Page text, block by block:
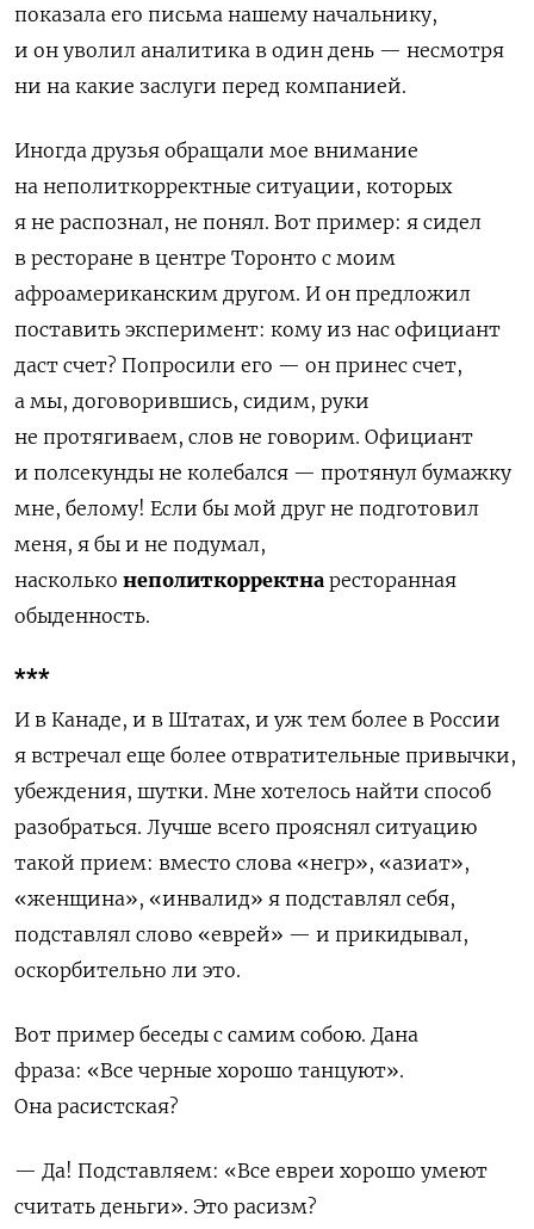
показала его письма нашему начальнику,
и он уволил аналитика в один день — несмотря
ни на какие заслуги перед компанией.
Иногда друзья обращали мое внимание
на неполиткорректные ситуации, которых
я не распознал, не понял. Вот пример: я сидел
в ресторане в центре Торонто с моим
афроамериканским другом. И он предложил
поставить эксперимент: кому из нас официант
даст счет? Попросили его — он принес счет,
а мы, договорившись, сидим, руки
не протягиваем, слов не говорим. Официант
и полсекунды не колебался — протянул бумажку
мне, белому! Если бы мой друг не подготовил
меня, я бы и не подумал,
насколько неполиткорректна ресторанная
обыденность.
***
И в Канаде, и в Штатах, и уж тем более в России
я встречал еще более отвратительные привычки,
убеждения, шутки. Мне хотелось найти способ
разобраться. Лучше всего прояснял ситуацию
такой прием: вместо слова «негр», «азиат»,
«женщина», «инвалид» я подставлял себя,
подставлял слово «еврей» — и прикидывал,
оскорбительно ли это.
Вот пример беседы с самим собою. Дана
фраза: «Все черные хорошо танцуют».
Она расистская?
— Да! Подставляем: «Все евреи хорошо умеют
считать деньги». Это расизм?